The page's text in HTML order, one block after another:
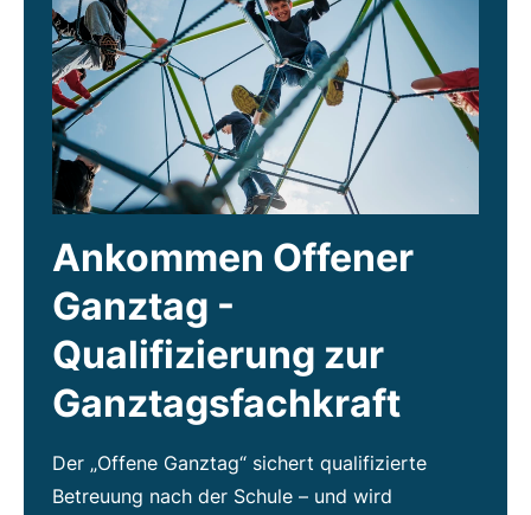
Ankommen Offener
Ganztag -
Qualifizierung zur
Ganztagsfachkraft
Der „Offene Ganztag“ sichert qualifizierte
Betreuung nach der Schule – und wird